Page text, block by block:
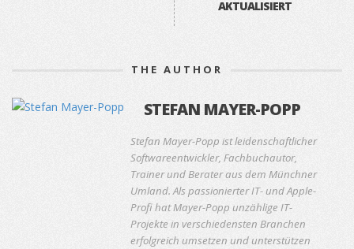
AKTUALISIERT
THE AUTHOR
STEFAN MAYER-POPP
Stefan Mayer-Popp ist leidenschaftlicher
Softwareentwickler, Fachbuchautor,
Trainer und Berater aus dem Münchner
Umland. Als passionierter IT- und Apple-
Profi hat Mayer-Popp unzählige IT-
Projekte in verschiedensten Branchen
erfolgreich umsetzen und unterstützen